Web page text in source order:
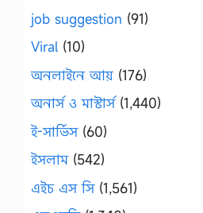
job suggestion (91)
Viral (10)
অনলাইনে আয় (176)
অনার্স ও মাস্টার্স(1,440)
ই-সার্ভিস(60)
ইসলাম(542)
এইচ এস সি(1,561)